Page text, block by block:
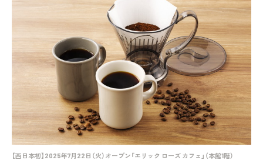
【西日本初】2025年7月22日（火）オープン「エリック ローズ カフェ」（本館1階）